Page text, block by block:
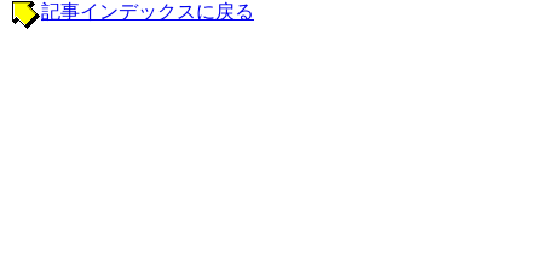
記事インデックスに戻る